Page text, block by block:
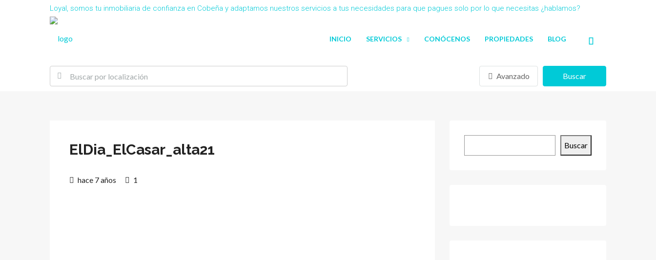
Loyal, somos tu inmobiliaria de confianza en Cobeña y adaptamos nuestros servicios a tus necesidades para que pagues solo por lo que necesitas ¿hablamos?
INICIO SERVICIOS CONÓCENOS PROPIEDADES BLOG
Avanzado Buscar
ElDia_ElCasar_alta21
hace 7 años 1
Buscar